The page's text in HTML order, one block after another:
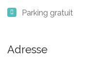
Parking gratuit
Adresse